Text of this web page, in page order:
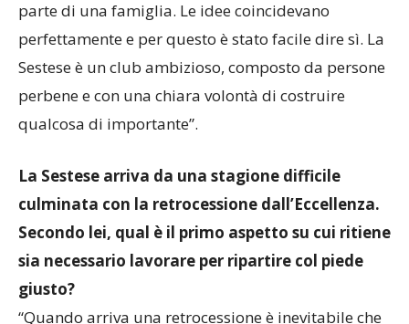
immediatamente grande serietà e mi sono sentito
parte di una famiglia. Le idee coincidevano
perfettamente e per questo è stato facile dire sì. La
Sestese è un club ambizioso, composto da persone
perbene e con una chiara volontà di costruire
La Sestese arriva da una stagione difficile
culminata con la retrocessione dall’Eccellenza.
Secondo lei, qual è il primo aspetto su cui ritiene
sia necessario lavorare per ripartire col piede